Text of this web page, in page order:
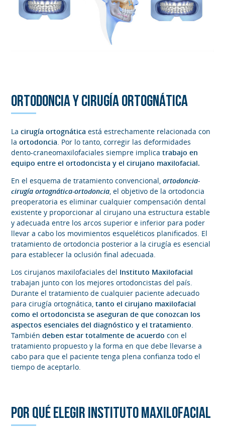
ORTODONCIA Y CIRUGÍA ORTOGNÁTICA
Lacirugía ortognática está estrechamente relacionada con
laortodoncia . Por lo tanto, corregir las deformidades
dento-craneomaxilofaciales siempre implica trabajo en
equipo entre el ortodoncista y el cirujano maxilofacial.
En el esquema de tratamiento convencional,ortodoncia-
cirugía ortognática-ortodoncia , el objetivo de la ortodoncia
preoperatoria es eliminar cualquier compensación dental
existente y proporcionar al cirujano una estructura estable
y adecuada entre los arcos superior e inferior para poder
llevar a cabo los movimientos esqueléticos planificados. El
tratamiento de ortodoncia posterior a la cirugía es esencial
para establecer la oclusión final adecuada.
Los cirujanos maxilofaciales del Instituto Maxilofacial
trabajan junto con los mejores ortodoncistas del país.
Durante el tratamiento de cualquier paciente adecuado
para cirugía ortognática,tanto el cirujano maxilofacial
como el ortodoncista se aseguran de que conozcan los
aspectos esenciales del diagnóstico y el tratamiento
También deben estar totalmente de acuerdo con el
tratamiento propuesto y la forma en que debe llevarse a
cabo para que el paciente tenga plena confianza todo el
tiempo de aceptarlo.
POR QUÉ ELEGIR INSTITUTO MAXILOFACIAL